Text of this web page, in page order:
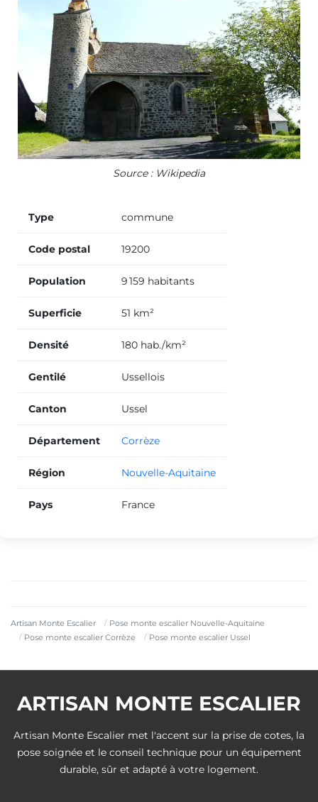
Artisan Monte Escalier
Pose monte escalier Nouvelle-Aquitaine
Pose monte escalier Corrèze
Pose monte escalier Ussel
Source : Wikipedia
Type commune
Code postal 19200
Population 9 159 habitants
Superficie 51 km²
Densité 180 hab./km²
Gentilé Ussellois
Canton Ussel
Département Corrèze
Région Nouvelle-Aquitaine
Pays France
ARTISAN MONTE ESCALIER
Artisan Monte Escalier met l'accent sur la prise de cotes, la
pose soignée et le conseil technique pour un équipement
durable, sûr et adapté à votre logement.